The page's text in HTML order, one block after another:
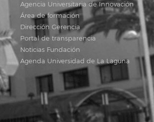
Agencia Universitaria de Innovación
Área de formación
Dirección Gerencia
Portal de transparencia
Noticias Fundación
Agenda Universidad de La Laguna